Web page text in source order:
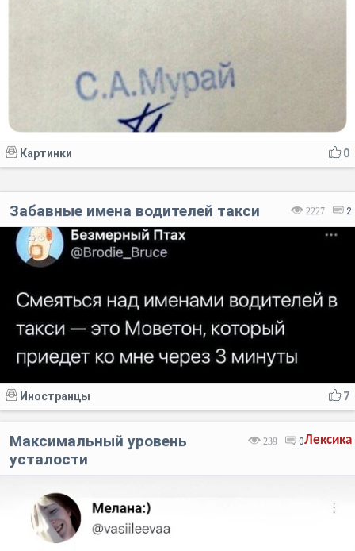
0
Картинки
2227 2
Забавные имена водителей такси
7
Иностранцы
Лексика
239 0
Максимальный уровень
усталости